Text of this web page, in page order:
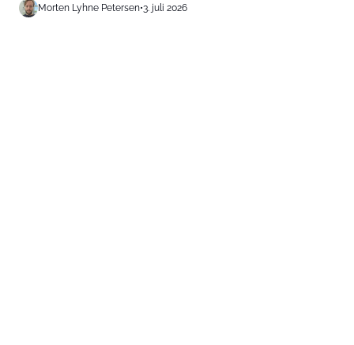
Morten Lyhne Petersen•3. juli 2026